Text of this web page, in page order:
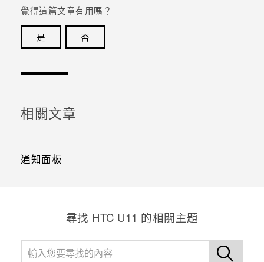
覺得這篇文章有用嗎？
是
否
相關文章
通知面板
尋找 HTC U11 的相關主題